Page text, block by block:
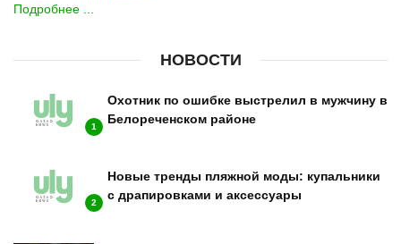
Подробнее ...
НОВОСТИ
1
Охотник по ошибке выстрелил в мужчину в
Белореченском районе
2
Новые тренды пляжной моды: купальники
с драпировками и аксессуары